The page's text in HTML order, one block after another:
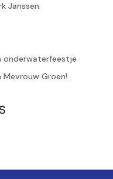
Janssen
onderwaterfeestje
Groen!